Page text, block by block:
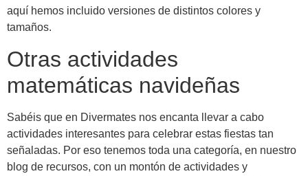
aquí hemos incluido versiones de distintos colores y
tamaños.
Otras actividades
matemáticas navideñas
Sabéis que en Divermates nos encanta llevar a cabo
actividades interesantes para celebrar estas fiestas tan
señaladas. Por eso tenemos toda una categoría, en nuestro
blog de recursos, con un montón de actividades y